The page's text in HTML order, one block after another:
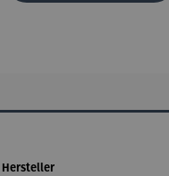
Hersteller